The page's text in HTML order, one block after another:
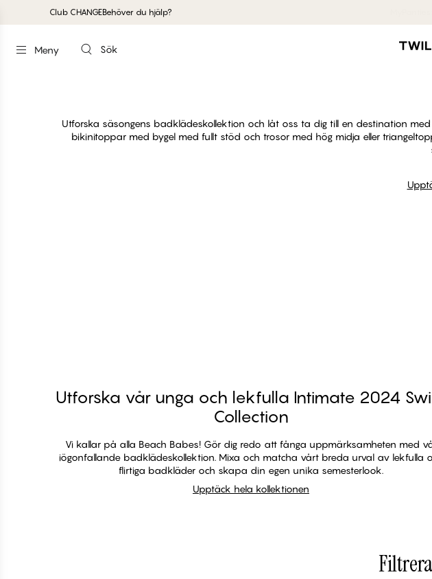
Club CHANGEBehöver du hjälp?
Meny Sök
Dyk in i
Utforska säsongens badklädeskollektion och låt oss ta dig till en destination
bikinitoppar med bygel med fullt stöd och trosor med hög midja eller
Utforska vår unga och lekfulla Intimate 2024
Collection
Vi kallar på alla Beach Babes! Gör dig redo att fånga uppmärksamheten med
iögonfallande badklädeskollektion. Mixa och matcha vårt breda urval av lekfulla
flirtiga badkläder och skapa din egen unika semesterlook.
Upptäck hela kollektionen